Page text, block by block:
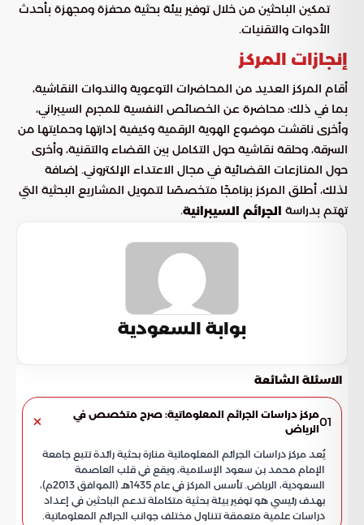
تمكين الباحثين من خلال توفير بيئة بحثية محفزة ومجهزة بأحدث
الأدوات والتقنيات.
إنجازات المركز
أقام المركز العديد من المحاضرات التوعوية والندوات النقاشية،
بما في ذلك: محاضرة عن الخصائص النفسية للمجرم السيبراني،
وأخرى ناقشت موضوع الهوية الرقمية وكيفية إدارتها وحمايتها من
السرقة، وحلقة نقاشية حول التكامل بين القضاء والتقنية، وأخرى
حول المنازعات القضائية في مجال الاعتداء الإلكتروني. إضافة
لذلك، أطلق المركز برنامجًا متخصصًا لتمويل المشاريع البحثية التي
تهتم بدراسة الجرائم السيبرانية.
بوابة السعودية
الاسئلة الشائعة
01مركز دراسات الجرائم المعلوماتية: صرح متخصص في
الرياض
يُعد مركز دراسات الجرائم المعلوماتية منارة بحثية رائدة تتبع جامعة
الإمام محمد بن سعود الإسلامية، ويقع في قلب العاصمة
السعودية، الرياض. تأسس المركز في عام 1435هـ (الموافق 2013م)،
بهدف رئيسي هو توفير بيئة بحثية متكاملة تدعم الباحثين في إعداد
دراسات علمية متعمقة تتناول مختلف جوانب الجرائم المعلوماتية.